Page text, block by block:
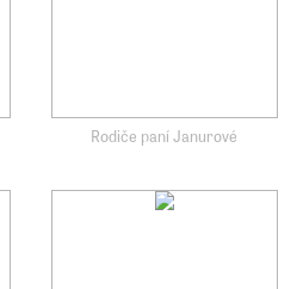
Rodiče paní Janurové